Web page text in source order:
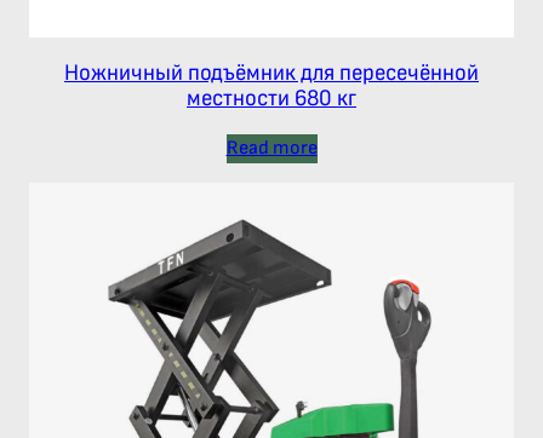
Ножничный подъёмник для пересечённой
местности 680 кг
Read more